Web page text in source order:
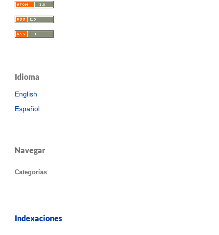
Idioma
English
Español
Navegar
Categorías
Indexaciones